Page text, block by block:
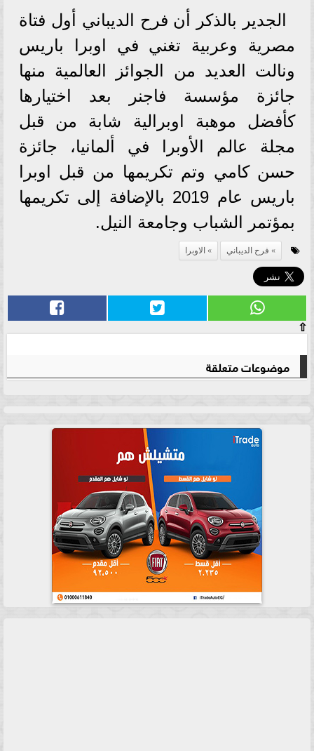
الجدير بالذكر أن فرح الديباني أول فتاة
مصرية وعربية تغني في اوبرا باريس
ونالت العديد من الجوائز العالمية منها
جائزة مؤسسة فاجنر بعد اختيارها
كأفضل موهبة اوبرالية شابة من قبل
مجلة عالم الأوبرا في ألمانيا، جائزة
حسن كامي وتم تكريمها من قبل اوبرا
باريس عام 2019 بالإضافة إلى تكريمها
بمؤتمر الشباب وجامعة النيل.
فرح الديباني الاوبرا
⇧
موضوعات متعلقة